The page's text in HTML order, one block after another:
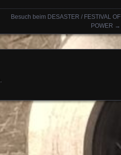
Besuch beim DESASTER / FESTIVAL OF
POWER →